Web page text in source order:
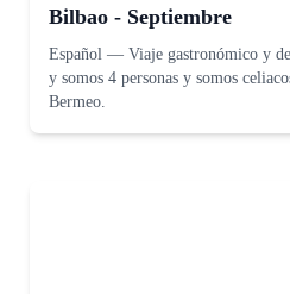
Bilbao - Septiembre
Español — Viaje gastronómico y
y somos 4 personas y somos
Bermeo.